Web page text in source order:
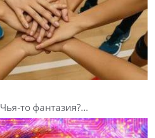
Чья-то фантазия?...